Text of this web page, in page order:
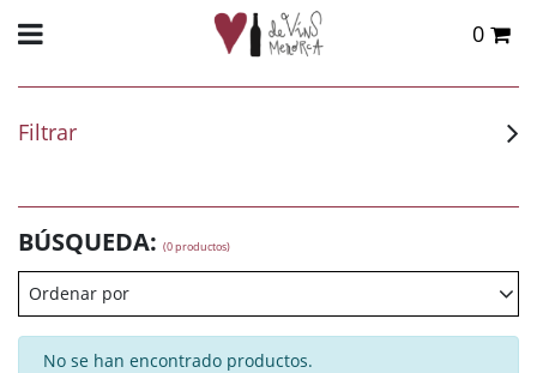
0
Filtrar
BÚSQUEDA: (0 productos)
Ordenar por
No se han encontrado productos.